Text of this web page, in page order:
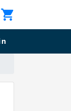
shopping_cart